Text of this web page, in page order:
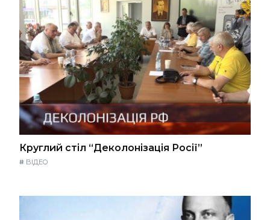
Круглий стіл “Деколонізація Росії”
# ВІДЕО